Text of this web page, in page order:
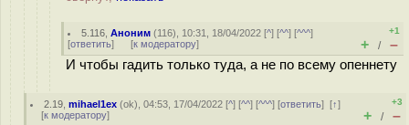
5.116 ,Аноним (116), 10:31, 18/04/2022 [^] [^^] [^^^]
[ответить] [к модератору]
+1
+ / –
И чтобы гадить только туда, а не по всему опеннету
2.19 ,mihael1ex (ok), 04:53, 17/04/2022 [^] [^^] [^^^] [ответить][↑]
[к модератору]
+3
+ / –